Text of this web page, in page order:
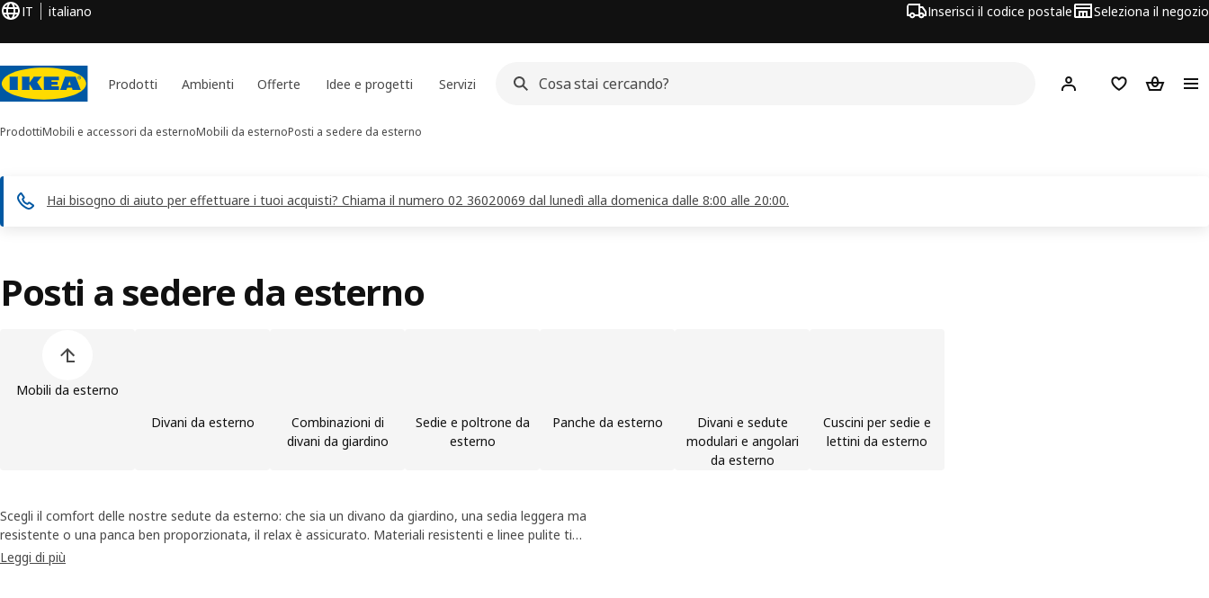
IT italiano Inserisci il codice postale Seleziona il negozio
Prodotti Ambienti Offerte Idee e progetti Servizi Hej! AccediLista deiCarrello
ProdottiMobili e accessori da esternoMobili da esternoPosti a sedere da esterno
Hai bisogno di aiuto per effettuare i tuoi acquisti? Chiama il numero 02 36020069 dal lunedì alla domenica dalle 8:00 alle 20:00.
Posti a sedere da esterno
Mobili da esterno
Divani da esterno
Combinazioni di
divani da giardino
Sedie e poltrone da
esterno
Panche da esterno
Divani e sedute
modulari e angolari
da esterno
Cuscini per sedie e
lettini da esterno
Scegli il comfort delle nostre sedute da esterno: che sia un divano da giardino, una sedia leggera ma
resistente o una panca ben proporzionata, il relax è assicurato. Materiali resistenti e linee pulite ti
aiutano a creare un’area funzionale e piacevole da vivere. Perché rinunciare alla comodità quando sei
Leggi di più